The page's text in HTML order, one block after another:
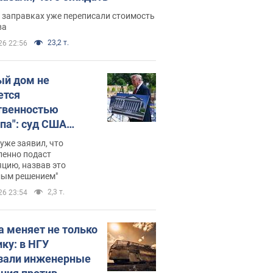
уже переписали стоимость
22:56 23,2 т.
дом не
суд США
зала
400 млн
заявил, что
подаст
назвав это
решением"
23:54 2,3 т.
меняет не только
в НГУ
инженерные